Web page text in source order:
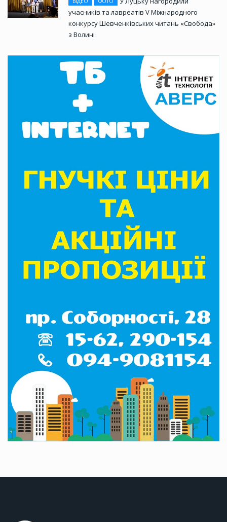
учасників та лавреатів V Міжнародного
конкурсу Шевченківських читань «Свобода»
з Волині